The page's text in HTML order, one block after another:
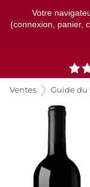
Votre
(connexion, panier,
Ventes Guide du